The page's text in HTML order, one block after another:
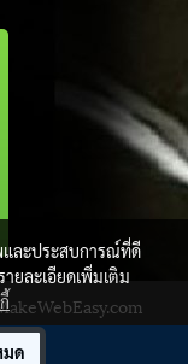
และประสบการณ์ที่ดี
ยละเอียดเพิ่มเติม
มด